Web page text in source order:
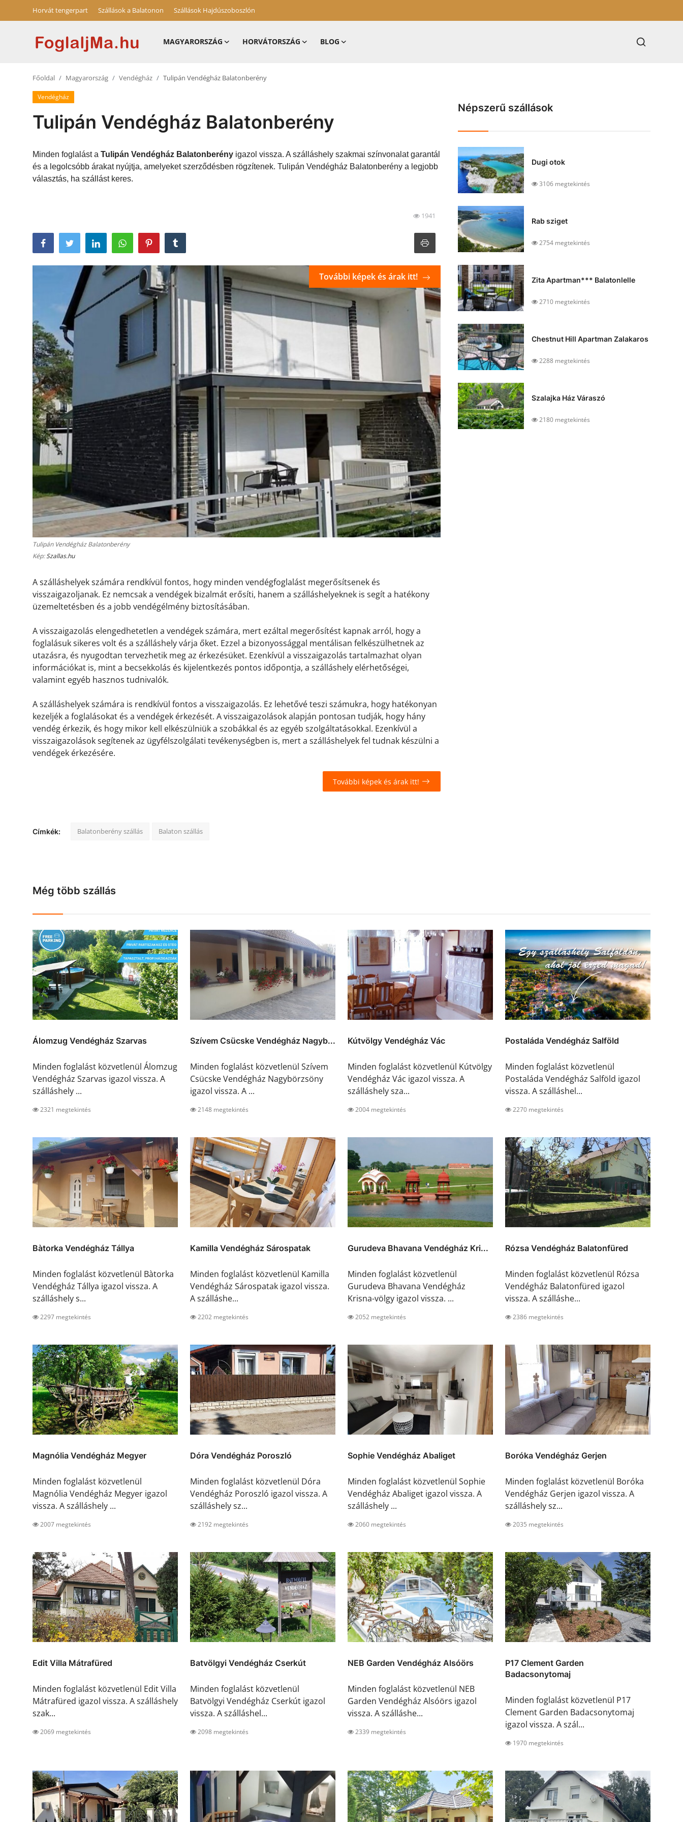
Horvát tengerpart Szállások a Balatonon Szállások Hajdúszoboszlón
MAGYARORSZÁG HORVÁTORSZÁG BLOG
Szállások a Balatonon
Szállások Hajdúszoboszlón
Főoldal Magyarország Vendégház Tulipán Vendégház Balatonberény
Vendégház
Tulipán Vendégház Balatonberény
Minden foglalást a Tulipán Vendégház Balatonberény igazol vissza. A szálláshely szakmai színvonalat garantál
és a legolcsóbb árakat nyújtja, amelyeket szerződésben rögzítenek. Tulipán Vendégház Balatonberény a legjobb
választás, ha szállást keres.
1941
Tulipán Vendégház Balatonberény
Kép:Szallas.hu
További képek és árak itt!
A szálláshelyek számára rendkívül fontos, hogy minden vendégfoglalást megerősítsenek és
visszaigazoljanak. Ez nemcsak a vendégek bizalmát erősíti, hanem a szálláshelyeknek is segít a hatékony
üzemeltetésben és a jobb vendégélmény biztosításában.
A visszaigazolás elengedhetetlen a vendégek számára, mert ezáltal megerősítést kapnak arról, hogy a
foglalásuk sikeres volt és a szálláshely várja őket. Ezzel a bizonyossággal mentálisan felkészülhetnek az
utazásra, és nyugodtan tervezhetik meg az érkezésüket. Ezenkívül a visszaigazolás tartalmazhat olyan
információkat is, mint a becsekkolás és kijelentkezés pontos időpontja, a szálláshely elérhetőségei,
valamint egyéb hasznos tudnivalók.
A szálláshelyek számára is rendkívül fontos a visszaigazolás. Ez lehetővé teszi számukra, hogy hatékonyan
kezeljék a foglalásokat és a vendégek érkezését. A visszaigazolások alapján pontosan tudják, hogy hány
vendég érkezik, és hogy mikor kell elkészülniük a szobákkal és az egyéb szolgáltatásokkal. Ezenkívül a
visszaigazolások segítenek az ügyfélszolgálati tevékenységben is, mert a szálláshelyek fel tudnak készülni a
vendégek érkezésére.
További képek és árak itt!
Címkék: Balatonberény szállás Balaton szállás
Népszerű szállások
Dugi otok
3106 megtekintés
Rab sziget
2754 megtekintés
Zita Apartman*** Balatonlelle
2710 megtekintés
Chestnut Hill Apartman Zalakaros
2288 megtekintés
Szalajka Ház Váraszó
2180 megtekintés
Még több szállás
Álomzug Vendégház Szarvas
Minden foglalást közvetlenül Álomzug
Vendégház Szarvas igazol vissza. A
szálláshely ...
2321 megtekintés
Szívem Csücske Vendégház Nagyb...
Minden foglalást közvetlenül Szívem
Csücske Vendégház Nagybörzsöny
igazol vissza. A ...
2148 megtekintés
Kútvölgy Vendégház Vác
Minden foglalást közvetlenül Kútvölgy
Vendégház Vác igazol vissza. A
szálláshely sza...
2004 megtekintés
Postaláda Vendégház Salföld
Minden foglalást közvetlenül
Postaláda Vendégház Salföld igazol
vissza. A szálláshel...
2270 megtekintés
Bàtorka Vendégház Tállya
Minden foglalást közvetlenül Bàtorka
Vendégház Tállya igazol vissza. A
szálláshely s...
2297 megtekintés
Kamilla Vendégház Sárospatak
Minden foglalást közvetlenül Kamilla
Vendégház Sárospatak igazol vissza.
A szálláshe...
2202 megtekintés
Gurudeva Bhavana Vendégház Kri...
Minden foglalást közvetlenül
Gurudeva Bhavana Vendégház
Krisna-völgy igazol vissza. ...
2052 megtekintés
Rózsa Vendégház Balatonfüred
Minden foglalást közvetlenül Rózsa
Vendégház Balatonfüred igazol
vissza. A szálláshe...
2386 megtekintés
Magnólia Vendégház Megyer
Minden foglalást közvetlenül
Magnólia Vendégház Megyer igazol
vissza. A szálláshely ...
2007 megtekintés
Dóra Vendégház Poroszló
Minden foglalást közvetlenül Dóra
Vendégház Poroszló igazol vissza. A
szálláshely sz...
2192 megtekintés
Sophie Vendégház Abaliget
Minden foglalást közvetlenül Sophie
Vendégház Abaliget igazol vissza. A
szálláshely ...
2060 megtekintés
Boróka Vendégház Gerjen
Minden foglalást közvetlenül Boróka
Vendégház Gerjen igazol vissza. A
szálláshely sz...
2035 megtekintés
Edit Villa Mátrafüred
Minden foglalást közvetlenül Edit Villa
Mátrafüred igazol vissza. A szálláshely
szak...
2069 megtekintés
Batvölgyi Vendégház Cserkút
Minden foglalást közvetlenül
Batvölgyi Vendégház Cserkút igazol
vissza. A szálláshel...
2098 megtekintés
NEB Garden Vendégház Alsóörs
Minden foglalást közvetlenül NEB
Garden Vendégház Alsóörs igazol
vissza. A szálláshe...
2339 megtekintés
P17 Clement Garden
Badacsonytomaj
Minden foglalást közvetlenül P17
Clement Garden Badacsonytomaj
igazol vissza. A szál...
1970 megtekintés